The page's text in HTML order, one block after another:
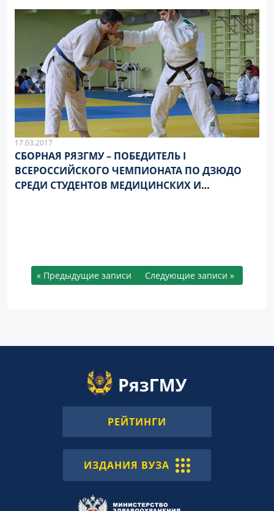
17.03.2017
СБОРНАЯ РЯЗГМУ – ПОБЕДИТЕЛЬ I
ВСЕРОССИЙСКОГО ЧЕМПИОНАТА ПО ДЗЮДО
СРЕДИ СТУДЕНТОВ МЕДИЦИНСКИХ И
« Предыдущие записи Следующие записи »
РЕЙТИНГИ
ИЗДАНИЯ ВУЗА